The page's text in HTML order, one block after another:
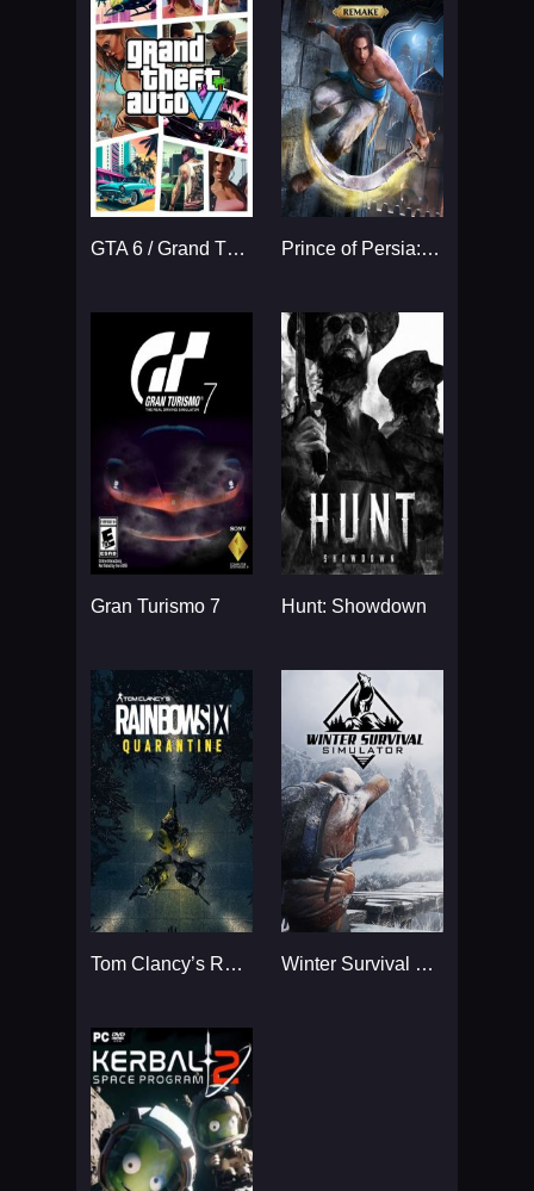
GTA 6 / Grand Theft Auto VI Prince of Persia: The Sands
Gran Turismo 7 Hunt: Showdown
Tom Clancy’s Rainbow Six Winter Survival Simulator